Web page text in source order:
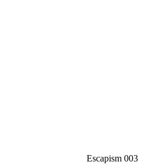
Escapism 003